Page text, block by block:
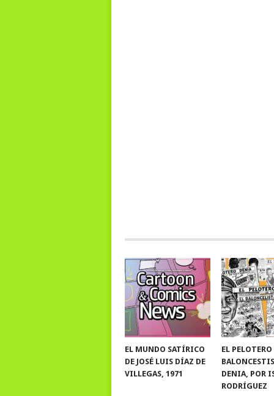
EL MUNDO SATÍRICO
DE JOSÉ LUIS DÍAZ DE
VILLEGAS, 1971
EL PELOTERO
DENIA, POR
RODRÍGUEZ